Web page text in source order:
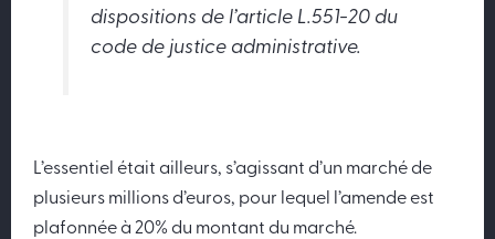
dispositions de l’article L.551-20 du
code de justice administrative.
L’essentiel était ailleurs, s’agissant d’un marché de
plusieurs millions d’euros, pour lequel l’amende est
plafonnée à 20% du montant du marché.